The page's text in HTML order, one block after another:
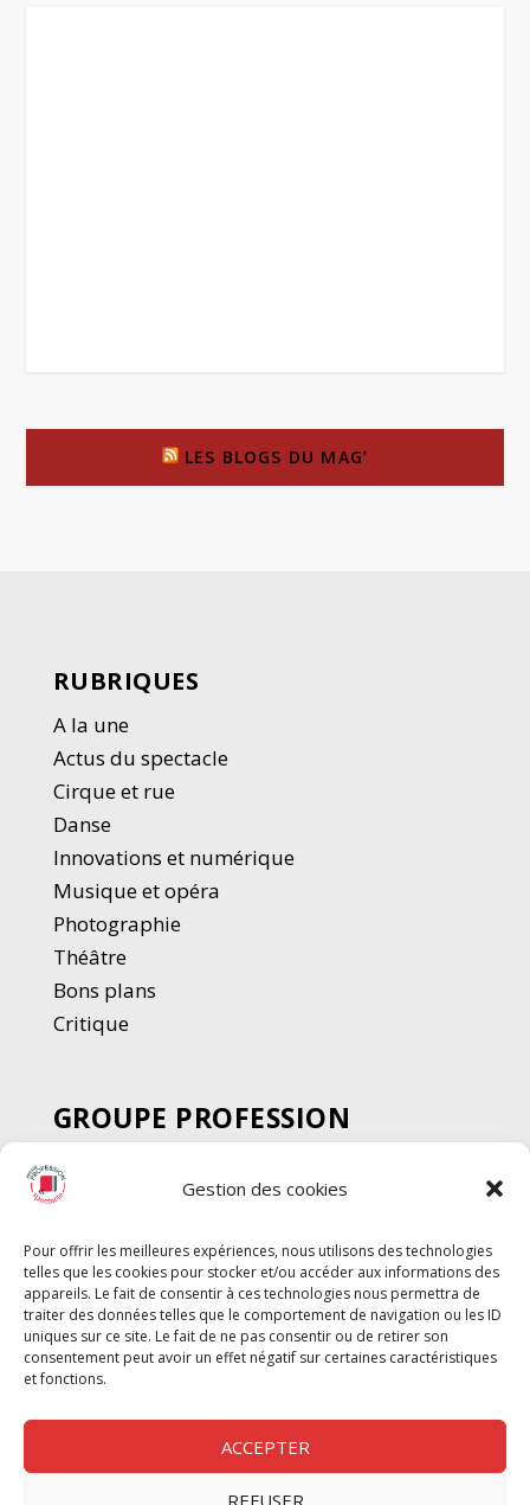
Gestion des cookies
Pour offrir les meilleures expériences, nous utilisons des technologies
telles que les cookies pour stocker et/ou accéder aux informations des
appareils. Le fait de consentir à ces technologies nous permettra de
traiter des données telles que le comportement de navigation ou les ID
uniques sur ce site. Le fait de ne pas consentir ou de retirer son
consentement peut avoir un effet négatif sur certaines caractéristiques
et fonctions.
ACCEPTER
REFUSER
LES BLOGS DU MAG’
RUBRIQUES
A la une
Actus du spectacle
Cirque et rue
Danse
Innovations et numérique
Musique et opéra
Photographie
Théâtre
Bons plans
Critique
GROUPE PROFESSION
SPECTACLE
Chèque Intermittents
Chèque Compta
Chèque Emploi Spectacle
G-Pods
Profession Audio-visuel